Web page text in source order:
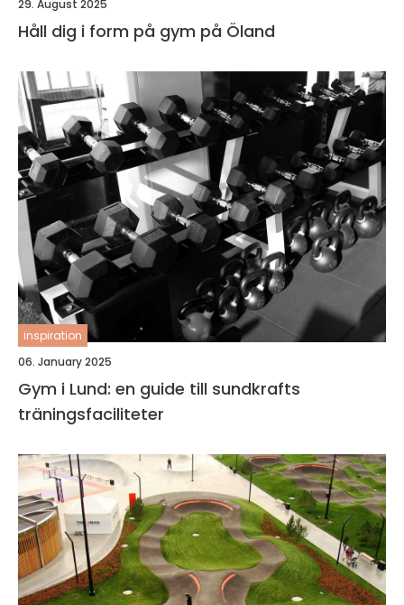
29. August 2025
Håll dig i form på gym på Öland
inspiration
06. January 2025
Gym i Lund: en guide till sundkrafts
träningsfaciliteter